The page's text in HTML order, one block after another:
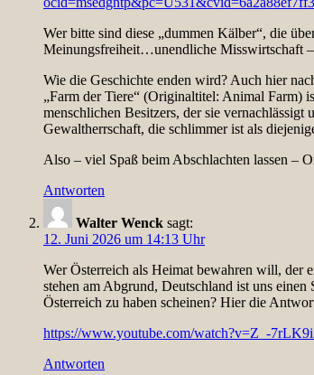
Wer bitte sind diese „dummen Kälber“, die
Meinungsfreiheit…unendliche Misswirtschaft –
Wie die Geschichte enden wird? Auch hier
„Farm der Tiere“ (Originaltitel: Animal Farm)
menschlichen Besitzers, der sie
Gewaltherrschaft, die schlimmer ist als
Also – viel Spaß beim Abschlachten lassen –
Antworten
Walter Wenck sagt:
12. Juni 2026 um 14:13 Uhr
Wer Österreich als Heimat bewahren will, der
stehen am Abgrund, Deutschland ist uns
Österreich zu haben scheinen? Hier die
https://www.youtube.com/watch?v=Z_-
Antworten